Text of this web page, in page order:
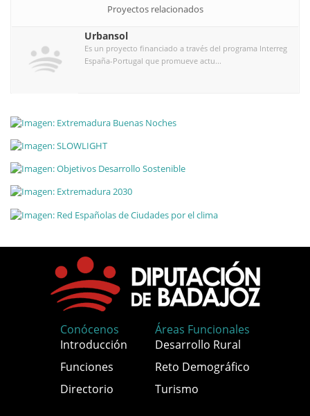
Proyectos relacionados
Urbansol
Es un proyecto financiado a través del programa Interreg
España-Portugal que promueve actu...
Conócenos
Introducción
Funciones
Directorio
Áreas Funcionales
Desarrollo Rural
Reto Demográfico
Turismo